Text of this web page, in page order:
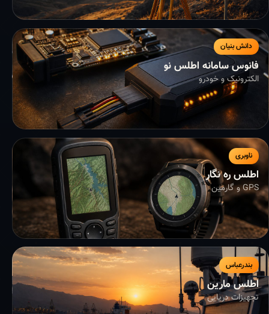
دانش بنیان
فانوس سامانه اطلس نو
الکترونیک و خودرو
ناوبری
اطلس ره نگار
GPS و گارمین
بندرعباس
اطلس مارین
تجهیزات دریایی